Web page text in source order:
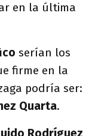
en la última
serían los
firme en la
podría ser:
Quarta.